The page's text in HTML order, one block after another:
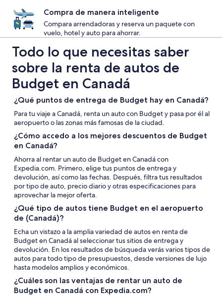
Compra de manera inteligente
Compara arrendadoras y reserva un paquete con
vuelo, hotel y auto para ahorrar.
Todo lo que necesitas saber
sobre la renta de autos de
Budget en Canadá
¿Qué puntos de entrega de Budget hay en Canadá?
Para tu viaje a Canadá, renta un auto con Budget y pasa por él al
aeropuerto o las zonas más famosas de la ciudad.
¿Cómo accedo a los mejores descuentos de Budget
en Canadá?
Ahorra al rentar un auto de Budget en Canadá con
Expedia.com. Primero, elige tus puntos de entrega y
devolución, así como las fechas. Después, filtra tus resultados
por tipo de auto, precio diario y otras especificaciones para
aprovechar la mejor oferta.
¿Qué tipo de autos tiene Budget en el aeropuerto
de (Canadá)?
Echa un vistazo a la amplia variedad de autos en renta de
Budget en Canadá al seleccionar tus sitios de entrega y
devolución. En los resultados de búsqueda verás varios tipos de
autos para todo tipo de presupuestos, desde versiones de lujo
hasta modelos amplios y económicos.
¿Cuáles son las ventajas de rentar un auto de
Budget en Canadá con Expedia.com?